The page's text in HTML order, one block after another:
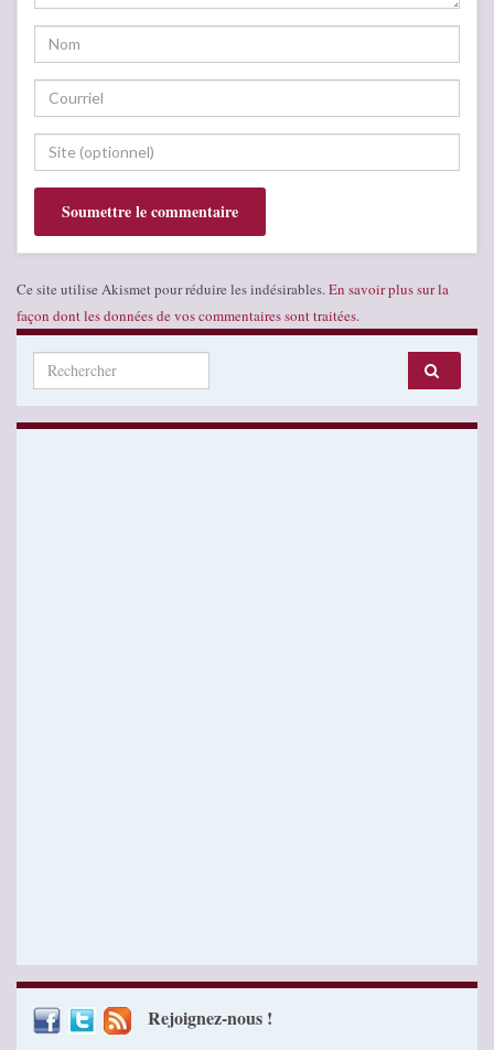
Ce site utilise Akismet pour réduire les indésirables. En savoir plus sur la
façon dont les données de vos commentaires sont traitées.
Search for:
Rejoignez-nous !